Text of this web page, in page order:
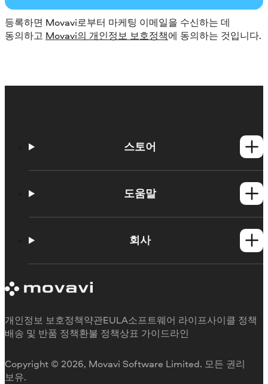
등록하면 Movavi로부터 마케팅 이메일을 수신하는 데
동의하고 Movavi의 개인정보 보호정책에 동의하는 것입니다.
스토어
Mac 제품
도움말
학습 포털
체험판 제한 사항
환불
회사
후기
Movavi를 선택하는 이유
업무용
Copyright © 2026, Movavi Software Limited. 모든 권리
보유.
개인정보 보호정책약관EULA소프트웨어 라이프사이클 정책
배송 및 반품 정책환불 정책상표 가이드라인